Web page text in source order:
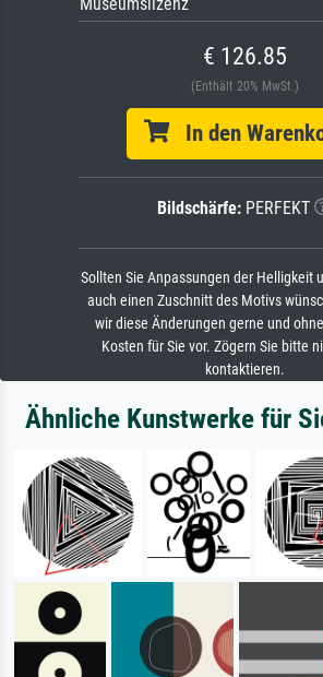
€ 126.85
(Enthält 20% MwSt.)
In den
Bildschärfe: PERFEKT
Sollten Sie Anpassungen der Helligkeit
auch einen Zuschnitt des Motivs
wir diese Änderungen gerne und
Kosten für Sie vor. Zögern Sie bitte
kontaktieren.
Ähnliche Kunstwerke für